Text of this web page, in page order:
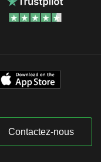
Contactez-nous